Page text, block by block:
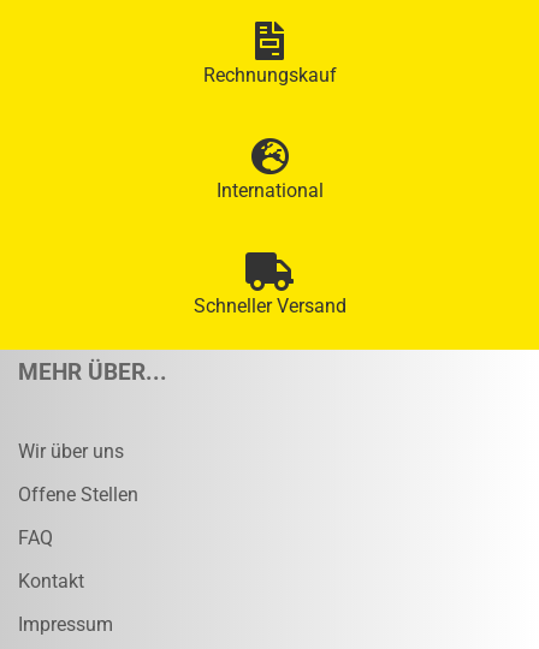
Rechnungskauf
International
Schneller Versand
MEHR ÜBER...
Wir über uns
Offene Stellen
FAQ
Kontakt
Impressum